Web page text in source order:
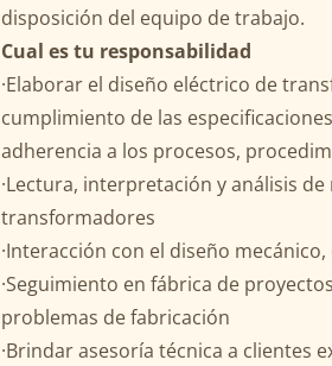
disposición del equipo de trabajo.
Cual es tu responsabilidad
·Elaborar el diseño eléctrico de
cumplimiento de las
adherencia a los procesos,
·Lectura, interpretación y análisis
transformadores
·Interacción con el diseño
·Seguimiento en fábrica de
problemas de fabricación
·Brindar asesoría técnica a clientes